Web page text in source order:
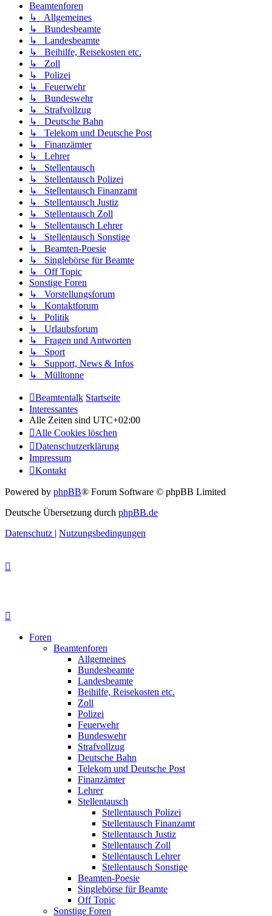
Beamtenforen
↳ Allgemeines
↳ Bundesbeamte
↳ Landesbeamte
↳ Beihilfe, Reisekosten etc.
↳ Zoll
↳ Polizei
↳ Feuerwehr
↳ Bundeswehr
↳ Strafvollzug
↳ Deutsche Bahn
↳ Telekom und Deutsche Post
↳ Finanzämter
↳ Lehrer
↳ Stellentausch
↳ Stellentausch Polizei
↳ Stellentausch Finanzamt
↳ Stellentausch Justiz
↳ Stellentausch Zoll
↳ Stellentausch Lehrer
↳ Stellentausch Sonstige
↳ Beamten-Poesie
↳ Singlebörse für Beamte
↳ Off Topic
Sonstige Foren
↳ Vorstellungsforum
↳ Kontaktforum
↳ Politik
↳ Urlaubsforum
↳ Fragen und Antworten
↳ Sport
↳ Support, News & Infos
↳ Mülltonne
Beamtentalk Startseite
Interessantes
Alle Zeiten sind UTC+02:00
Alle Cookies löschen
Datenschutzerklärung
Impressum
Kontakt
Powered by phpBB® Forum Software © phpBB Limited
Deutsche Übersetzung durch phpBB.de
Datenschutz | Nutzungsbedingungen
Foren
Beamtenforen
Allgemeines
Bundesbeamte
Landesbeamte
Beihilfe, Reisekosten etc.
Zoll
Polizei
Feuerwehr
Bundeswehr
Strafvollzug
Deutsche Bahn
Telekom und Deutsche Post
Finanzämter
Lehrer
Stellentausch
Stellentausch Polizei
Stellentausch Finanzamt
Stellentausch Justiz
Stellentausch Zoll
Stellentausch Lehrer
Stellentausch Sonstige
Beamten-Poesie
Singlebörse für Beamte
Off Topic
Sonstige Foren